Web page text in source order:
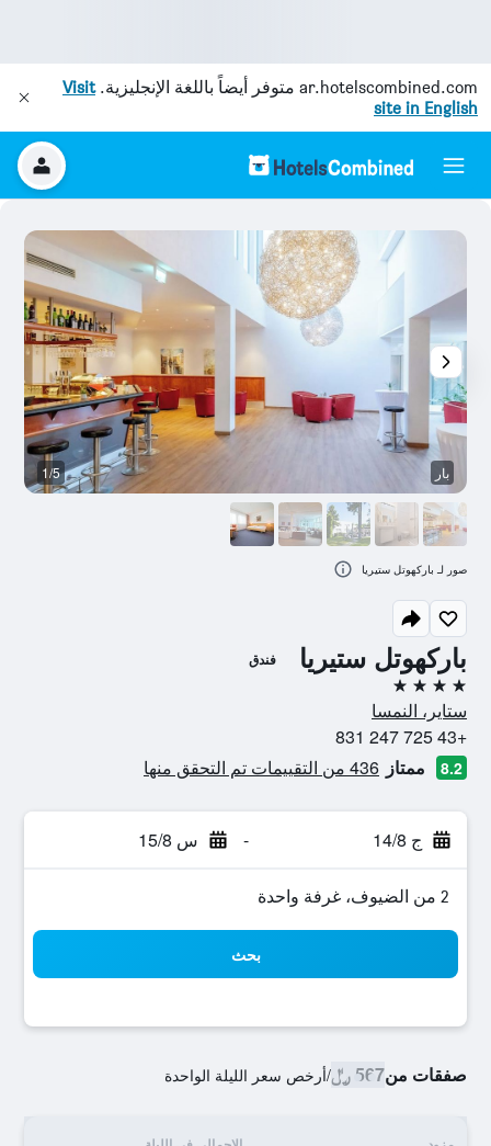
ar.hotelscombined.com متوفر أيضاً باللغة الإنجليزية.Visit
site in English
باركهوتل ستيريا فندق
4 نجوم
ستاير، النمسا
+43 725 247 831
8.2 ممتاز 436 من التقييمات تم التحقق منها
ج 14/8 - س 15/8
2 من الضيوف، غرفة واحدة
بحث
صفقات من567 ﷼ /أرخص سعر الليلة الواحدة
بار 1/5
صور لـ باركهوتل ستيريا